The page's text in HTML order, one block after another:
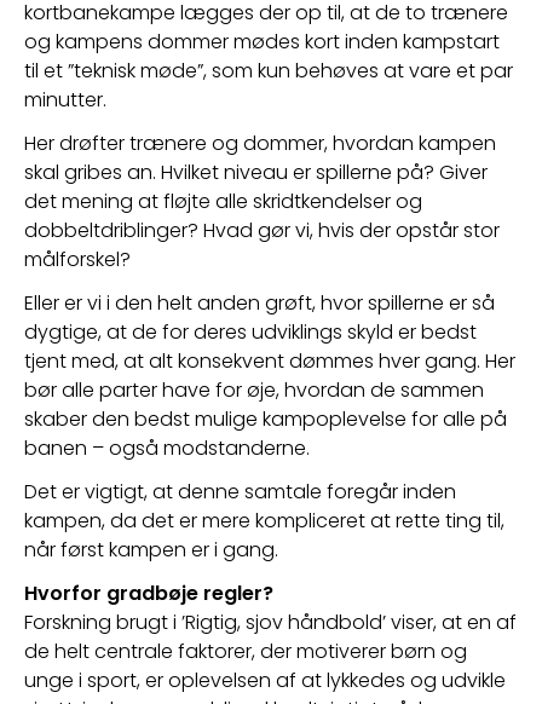
kortbanekampe lægges der op til, at de to trænere
og kampens dommer mødes kort inden kampstart
til et ”teknisk møde”, som kun behøves at vare et par
minutter.
Her drøfter trænere og dommer, hvordan kampen
skal gribes an. Hvilket niveau er spillerne på? Giver
det mening at fløjte alle skridtkendelser og
dobbeltdriblinger? Hvad gør vi, hvis der opstår stor
målforskel?
Eller er vi i den helt anden grøft, hvor spillerne er så
dygtige, at de for deres udviklings skyld er bedst
tjent med, at alt konsekvent dømmes hver gang. Her
bør alle parter have for øje, hvordan de sammen
skaber den bedst mulige kampoplevelse for alle på
banen – også modstanderne.
Det er vigtigt, at denne samtale foregår inden
kampen, da det er mere kompliceret at rette ting til,
når først kampen er i gang.
Hvorfor gradbøje regler?
Forskning brugt i ’Rigtig, sjov håndbold’ viser, at en af
de helt centrale faktorer, der motiverer børn og
unge i sport, er oplevelsen af at lykkedes og udvikle